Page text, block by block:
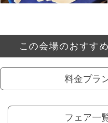
この会場のおすす
料金プラ
フェア一